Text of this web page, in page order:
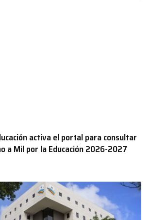
activa el portal para consultar
a Mil por la Educación 2026-2027